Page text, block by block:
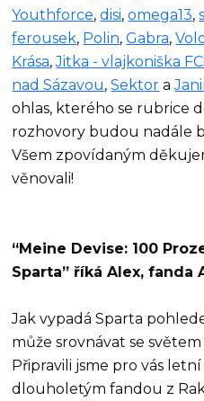
Youthforce,disi,omega13,
ferousek, Polin,Gabra,
Krása,Jitka - vlajkoniška
nad Sázavou,Sektor a
ohlas, kterého se rubrice
rozhovory budou nadále
Všem zpovídaným
věnovali!
“Meine Devise: 100
Sparta” říká Alex, fanda
Jak vypadá Sparta
může srovnávat se
Připravili jsme pro vás
dlouholetým fandou z